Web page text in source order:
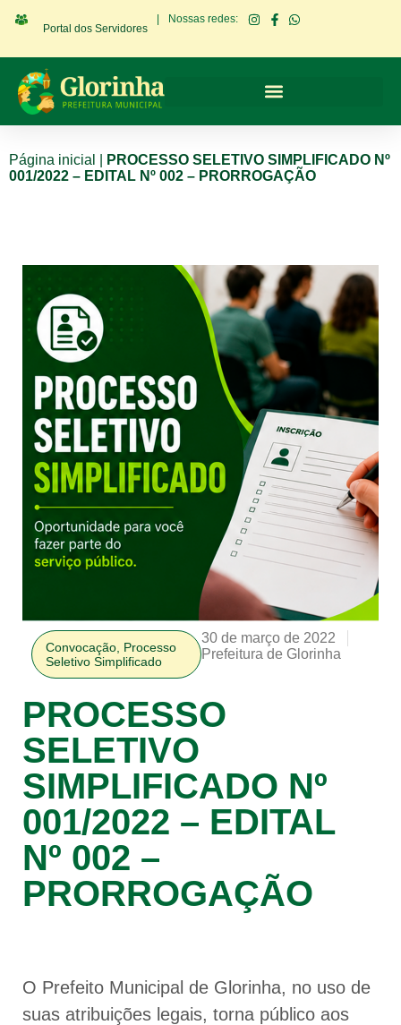
Portal dos Servidores
Nossas redes:
Página inicial
PROCESSO SELETIVO SIMPLIFICADO Nº
001/2022 – EDITAL Nº 002 – PRORROGAÇÃO
Convocação Processo
Seletivo Simplificado
30 de março de 2022
Prefeitura de Glorinha
PROCESSO
SELETIVO
SIMPLIFICADO Nº
001/2022 – EDITAL
Nº 002 –
PRORROGAÇÃO
O Prefeito Municipal de Glorinha, no uso de
suas atribuições legais, torna público aos